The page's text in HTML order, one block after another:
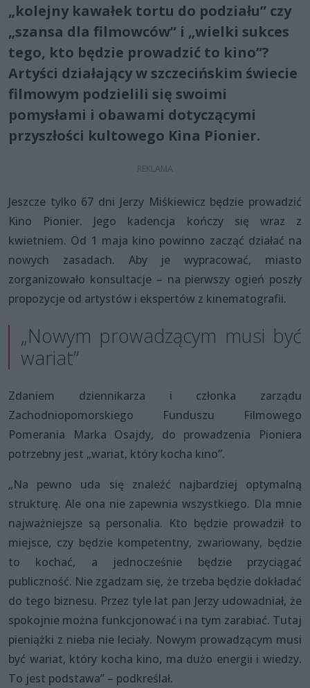
„kolejny kawałek tortu do podziału” czy
„szansa dla filmowców” i „wielki sukces
tego, kto będzie prowadzić to kino”?
Artyści działający w szczecińskim świecie
filmowym podzielili się swoimi
pomysłami i obawami dotyczącymi
przyszłości kultowego Kina Pionier.
Jeszcze tylko 67 dni Jerzy Miśkiewicz będzie prowadzić
Kino Pionier. Jego kadencja kończy się wraz z
kwietniem. Od 1 maja kino powinno zacząć działać na
nowych zasadach. Aby je wypracować, miasto
zorganizowało konsultacje – na pierwszy ogień poszły
propozycje od artystów i ekspertów z kinematografii.
„Nowym prowadzącym musi być
wariat”
Zdaniem dziennikarza i członka zarządu
Zachodniopomorskiego Funduszu Filmowego
Pomerania Marka Osajdy, do prowadzenia Pioniera
potrzebny jest „wariat, który kocha kino”.
„Na pewno uda się znaleźć najbardziej optymalną
strukturę. Ale ona nie zapewnia wszystkiego. Dla mnie
najważniejsze są personalia. Kto będzie prowadził to
miejsce, czy będzie kompetentny, zwariowany, będzie
to kochać, a jednocześnie będzie przyciągać
publiczność. Nie zgadzam się, że trzeba będzie dokładać
do tego biznesu. Przez tyle lat pan Jerzy udowadniał, że
spokojnie można funkcjonować i na tym zarabiać. Tutaj
pieniążki z nieba nie leciały. Nowym prowadzącym musi
być wariat, który kocha kino, ma dużo energii i wiedzy.
To jest podstawa” – podkreślał.